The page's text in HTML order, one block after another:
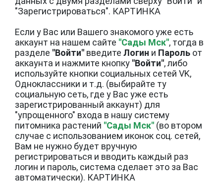
"Зарегистрироваться". КАРТИНКА
Если у Вас или Вашего знакомого уже есть
аккаунт на нашем сайте "Сады Мск", тогда в
разделе "Войти" введите Логин и Пароль от
аккаунта и нажмите кнопку "Войти", либо
используйте кнопки социальных сетей VK,
Одноклассники и т.д. (выбирайте ту
социальную сеть, где у Вас уже есть
зарегистрированный аккаунт) для
"упрощенного" входа в нашу систему
питомника растений "Сады Мск" (во втором
случае с использованием иконок соц. сетей,
Вам не нужно будет вручную
регистрироваться и вводить каждый раз
логин и пароль, система сделает это за Вас
автоматически). КАРТИНКА